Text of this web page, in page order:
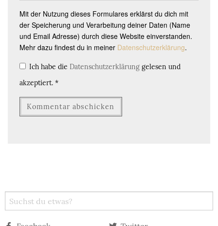
Mit der Nutzung dieses Formulares erklärst du dich mit
der Speicherung und Verarbeitung deiner Daten (Name
und Email Adresse) durch diese Website einverstanden.
Mehr dazu findest du in meiner Datenschutzerklärung.
Ich habe die Datenschutzerklärung gelesen und
akzeptiert. *